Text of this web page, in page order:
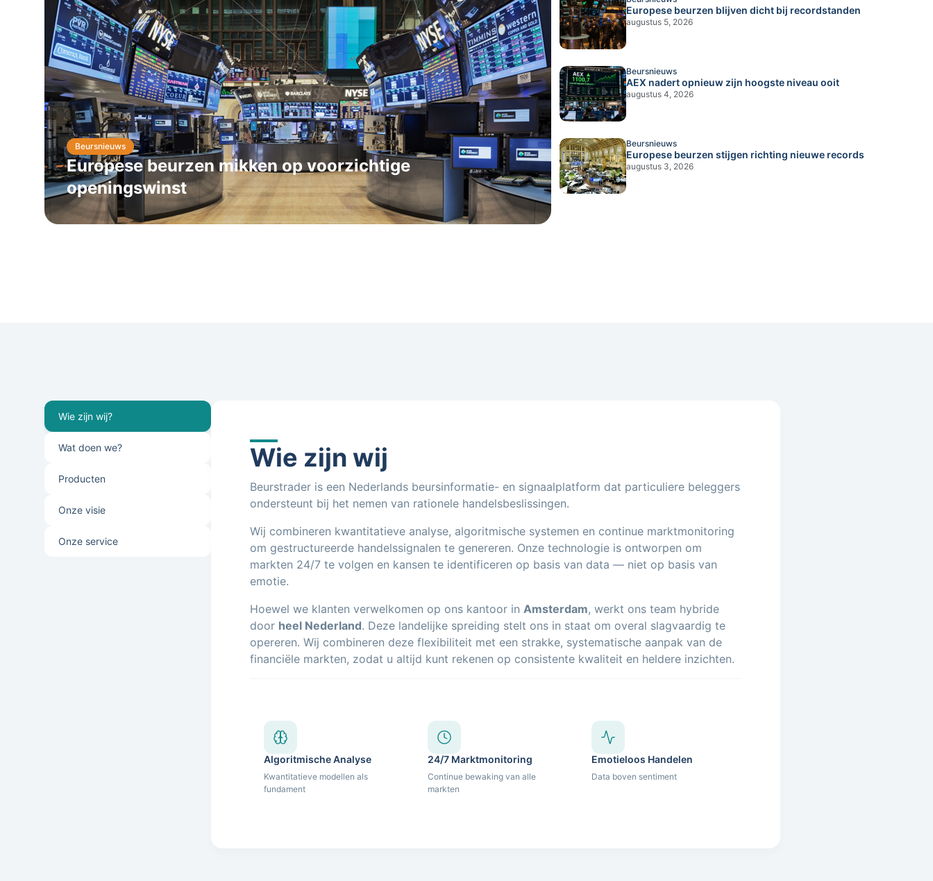
Beursnieuws
Europese beurzen mikken op voorzichtige
openingswinst
Beursnieuws
Europese beurzen blijven dicht bij
Europese beurzen blijven dicht bij recordstanden
augustus 5, 2026
Beursnieuws
AEX nadert opnieuw zijn hoogste niveau ooit
augustus 4, 2026
Beursnieuws
Europese beurzen stijgen richting nieuwe records
augustus 3, 2026
Wie zijn wij?
Wat doen we?
Producten
Onze visie
Onze service
Wie zijn wij
Beurstrader is een Nederlands beursinformatie- en signaalplatform dat particuliere beleggers
ondersteunt bij het nemen van rationele handelsbeslissingen.
Wij combineren kwantitatieve analyse, algoritmische systemen en continue marktmonitoring
om gestructureerde handelssignalen te genereren. Onze technologie is ontworpen om
markten 24/7 te volgen en kansen te identificeren op basis van data — niet op basis van
emotie.
Hoewel we klanten verwelkomen op ons kantoor in Amsterdam, werkt ons team hybride
door heel Nederland. Deze landelijke spreiding stelt ons in staat om overal slagvaardig te
opereren. Wij combineren deze flexibiliteit met een strakke, systematische aanpak van de
financiële markten, zodat u altijd kunt rekenen op consistente kwaliteit en heldere inzichten.
Algoritmische Analyse
Kwantitatieve modellen als
fundament
24/7 Marktmonitoring
Continue bewaking van alle
markten
Emotieloos Handelen
Data boven sentiment